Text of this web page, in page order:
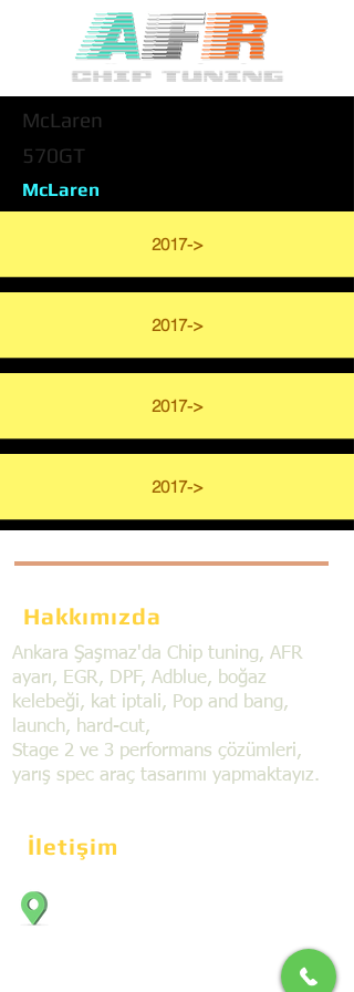
McLaren
570GT
McLaren
2017->
2017->
2017->
2017->
Hakkımızda
Ankara Şaşmaz'da Chip tuning, AFR
ayarı, EGR, DPF, Adblue, boğaz
kelebeği, kat iptali, Pop and bang,
launch, hard-cut,
Stage 2 ve 3 performans çözümleri,
yarış spec araç tasarımı yapmaktayız.
İletişim